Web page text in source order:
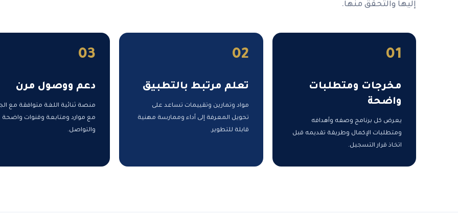
إليها والتحقق منها.
01
مخرجات ومتطلبات
واضحة
يعرض كل برنامج وصفه وأهدافه
ومتطلبات الإكمال وطريقة تقديمه قبل
اتخاذ قرار التسجيل.
02
تعلم مرتبط بالتطبيق
مواد وتمارين وتقييمات تساعد على
تحويل المعرفة إلى أداء وممارسة مهنية
قابلة للتطوير.
03
دعم ووصول مرن
منصة ثنائية اللغة متوافقة مع
مع موارد ومتابعة وقنوات واضحة
والتواصل.